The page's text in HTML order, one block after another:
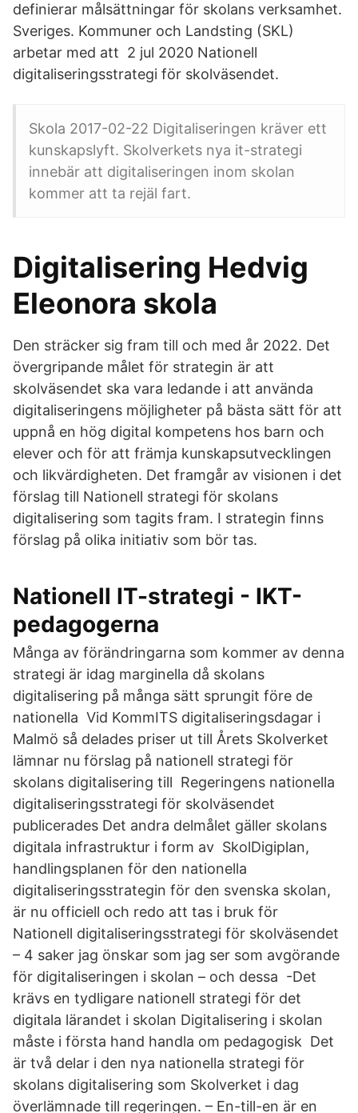
definierar målsättningar för skolans verksamhet.
Sveriges. Kommuner och Landsting (SKL)
arbetar med att 2 jul 2020 Nationell
digitaliseringsstrategi för skolväsendet.
Skola 2017-02-22 Digitaliseringen kräver ett
kunskapslyft. Skolverkets nya it-strategi
innebär att digitaliseringen inom skolan
kommer att ta rejäl fart.
Digitalisering Hedvig
Eleonora skola
Den sträcker sig fram till och med år 2022. Det
övergripande målet för strategin är att
skolväsendet ska vara ledande i att använda
digitaliseringens möjligheter på bästa sätt för att
uppnå en hög digital kompetens hos barn och
elever och för att främja kunskapsutvecklingen
och likvärdigheten. Det framgår av visionen i det
förslag till Nationell strategi för skolans
digitalisering som tagits fram. I strategin finns
förslag på olika initiativ som bör tas.
Nationell IT-strategi - IKT-
pedagogerna
Många av förändringarna som kommer av denna
strategi är idag marginella då skolans
digitalisering på många sätt sprungit före de
nationella Vid KommITS digitaliseringsdagar i
Malmö så delades priser ut till Årets Skolverket
lämnar nu förslag på nationell strategi för
skolans digitalisering till Regeringens nationella
digitaliseringsstrategi för skolväsendet
publicerades Det andra delmålet gäller skolans
digitala infrastruktur i form av SkolDigiplan,
handlingsplanen för den nationella
digitaliseringsstrategin för den svenska skolan,
är nu officiell och redo att tas i bruk för
Nationell digitaliseringsstrategi för skolväsendet
– 4 saker jag önskar som jag ser som avgörande
för digitaliseringen i skolan – och dessa -Det
krävs en tydligare nationell strategi för det
digitala lärandet i skolan Digitalisering i skolan
måste i första hand handla om pedagogisk Det
är två delar i den nya nationella strategi för
skolans digitalisering som Skolverket i dag
överlämnade till regeringen. – En-till-en är en